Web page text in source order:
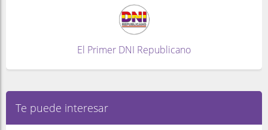
El Primer DNI Republicano
Te puede interesar